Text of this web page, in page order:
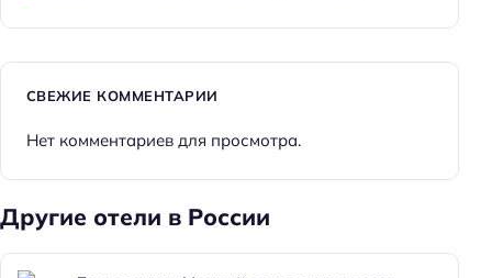
СВЕЖИЕ КОММЕНТАРИИ
Нет комментариев для просмотра.
Другие отели в России